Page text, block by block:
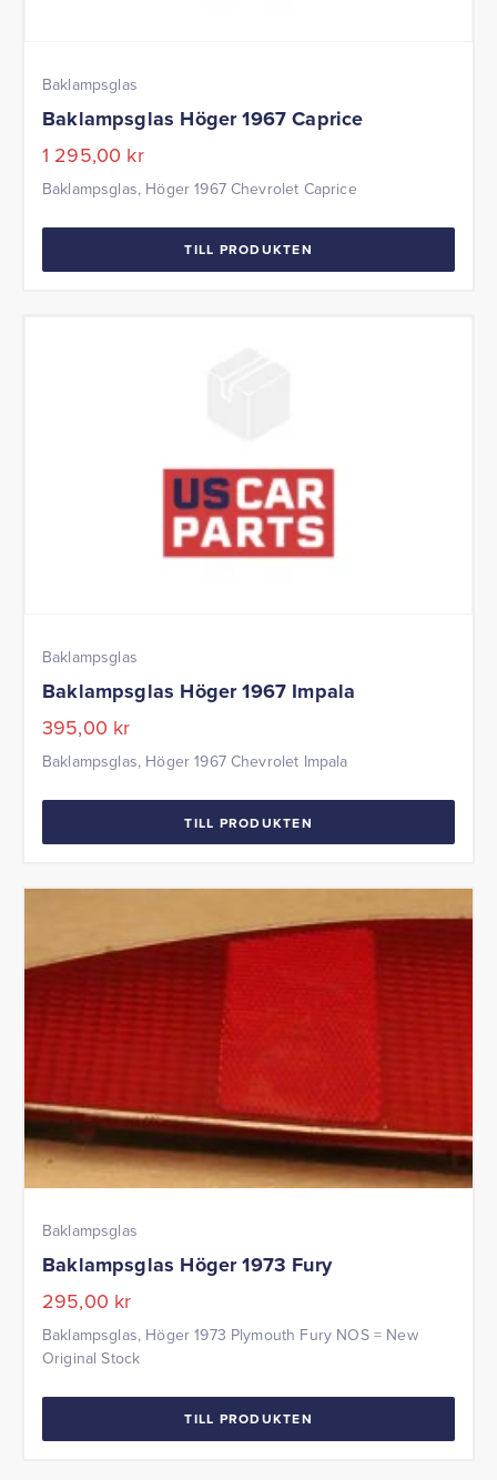
Baklampsglas
Baklampsglas Höger 1967 Caprice
1 295,00 kr
Baklampsglas, Höger 1967 Chevrolet Caprice
TILL PRODUKTEN
Baklampsglas
Baklampsglas Höger 1967 Impala
395,00 kr
Baklampsglas, Höger 1967 Chevrolet Impala
TILL PRODUKTEN
Baklampsglas
Baklampsglas Höger 1973 Fury
295,00 kr
Baklampsglas, Höger 1973 Plymouth Fury NOS = New
Original Stock
TILL PRODUKTEN